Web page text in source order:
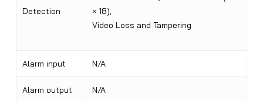
Detection
× 18),
Video Loss and Tampering
Alarm input N/A
Alarm output N/A